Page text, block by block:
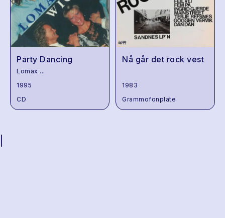
Party Dancing
Lomax ...
1995
CD
Nå går det rock vest
1983
Grammofonplate